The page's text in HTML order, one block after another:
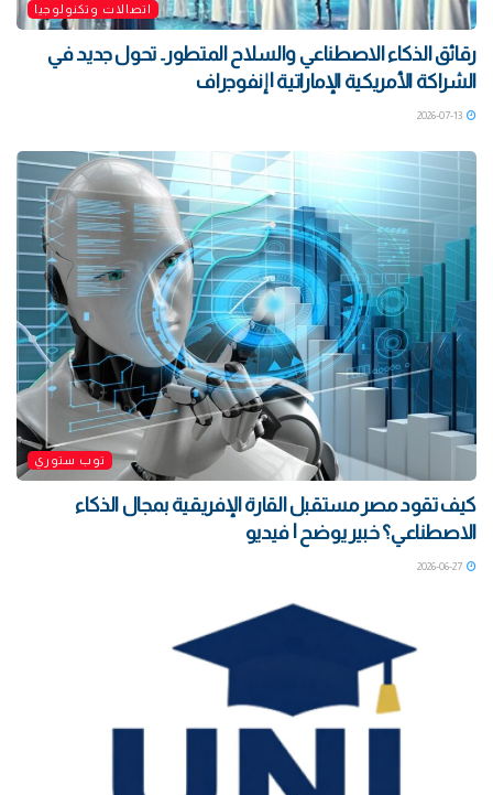
اتصالات وتكنولوجيا
رقائق الذكاء الاصطناعي والسلاح المتطور.. تحول جديد في
الشراكة الأمريكية الإماراتية | إنفوجراف
توب ستوري
كيف تقود مصر مستقبل القارة الإفريقية بمجال الذكاء
الاصطناعي؟ خبير يوضح | فيديو